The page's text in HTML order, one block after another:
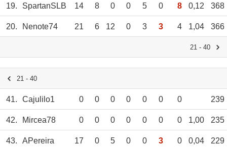
19. SpartanSLB 14 8 0 0 5 0 8 0,12 368
20. Nenote74 21 6 12 0 3 3 4 1,04 366
21 - 40
21 - 40
41. Cajulilo1 0 0 0 0 0 0 0 239
42. Mircea78 0 0 0 0 0 0 0 1,00 235
43. APereira 17 0 5 0 0 3 0 0,04 229